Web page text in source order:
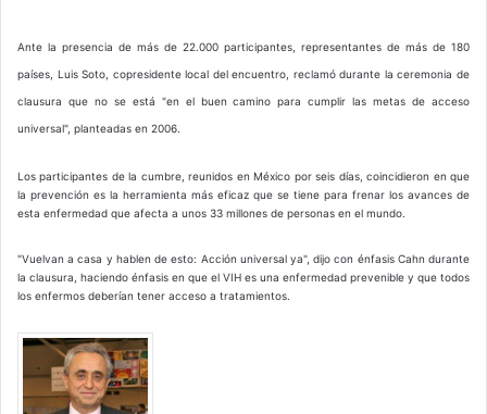
Ante la presencia de más de 22.000 participantes, representantes de más de 180
países, Luis Soto, copresidente local del encuentro, reclamó durante la ceremonia de
clausura que no se está "en el buen camino para cumplir las metas de acceso
universal", planteadas en 2006.
Los participantes de la cumbre, reunidos en México por seis días, coincidieron en que
la prevención es la herramienta más eficaz que se tiene para frenar los avances de
esta enfermedad que afecta a unos 33 millones de personas en el mundo.
"Vuelvan a casa y hablen de esto: Acción universal ya", dijo con énfasis Cahn durante
la clausura, haciendo énfasis en que el VIH es una enfermedad prevenible y que todos
los enfermos deberían tener acceso a tratamientos.